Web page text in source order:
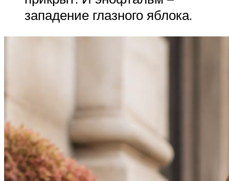
западение глазного яблока.